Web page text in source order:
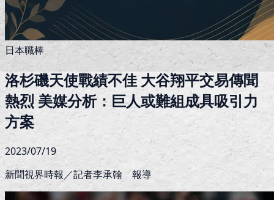
日本職棒
洛杉磯天使戰績不佳 大谷翔平交易傳聞
熱烈 美媒分析：巨人或難組成具吸引力
方案
2023/07/19
新聞視界時報／記者李承翰 報導